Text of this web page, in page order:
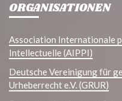
ORGANISATIONEN
Association Internationale
Intellectuelle (AIPPI)
Deutsche Vereinigung für
Urheberrecht e.V. (GRUR)